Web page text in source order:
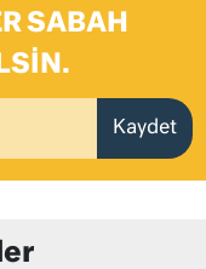
SABAH
Kaydet